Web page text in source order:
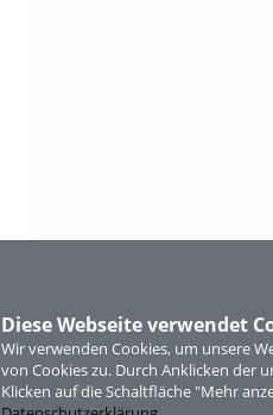
Diese Webseite verwendet
Wir verwenden Cookies, um unsere
von Cookies zu. Durch Anklicken der
Klicken auf die Schaltfläche "Mehr